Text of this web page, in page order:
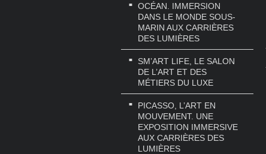
OCÉAN. IMMERSION
DANS LE MONDE SOUS-
MARIN AUX CARRIÈRES
DES LUMIÈRES
SM’ART LIFE, LE SALON
DE L’ART ET DES
MÉTIERS DU LUXE
PICASSO, L’ART EN
MOUVEMENT. UNE
EXPOSITION IMMERSIVE
AUX CARRIÈRES DES
LUMIÈRES